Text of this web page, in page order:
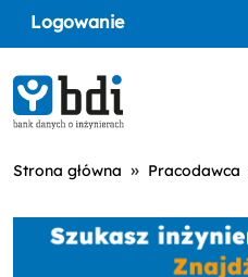
Logowanie
Strona główna » Pracodawca